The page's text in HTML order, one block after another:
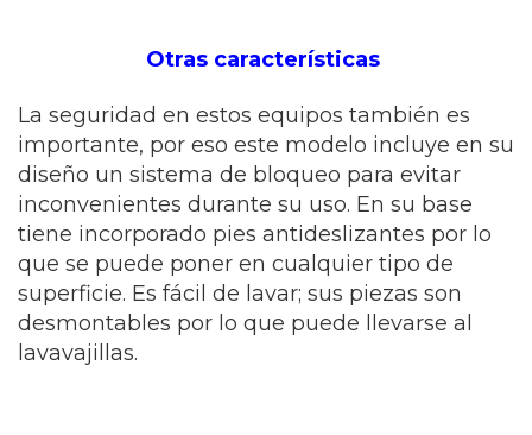
Otras características
La seguridad en estos equipos también es
importante, por eso este modelo incluye en su
diseño un sistema de bloqueo para evitar
inconvenientes durante su uso. En su base
tiene incorporado pies antideslizantes por lo
que se puede poner en cualquier tipo de
superficie. Es fácil de lavar; sus piezas son
desmontables por lo que puede llevarse al
lavavajillas.